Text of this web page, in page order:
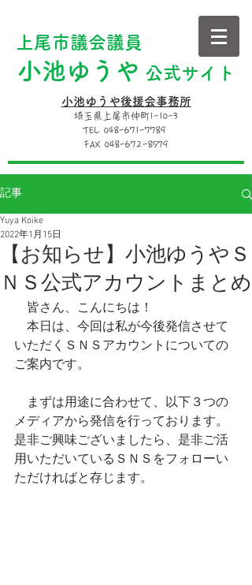
小池ゆうや 公式サイト
上尾市議会議員
小池ゆうや後援会事務所
埼玉県上尾市仲町1-10-3
TEL 048-671-7789
FAX 048-672-8579
記事
【お知らせ】小池ゆうやＳ
ＮＳ公式アカウントまとめ
Yuya Koike
2022年1月15日
皆さん、こんにちは！
本日は、今回は私が今後発信させて
いただくＳＮＳアカウントについての
ご案内です。
まずは用途に合わせて、以下３つの
メディアから発信を行っております。
是非ご興味ございましたら、是非ご活
用いただいているＳＮＳをフォローい
ただければと存じます。